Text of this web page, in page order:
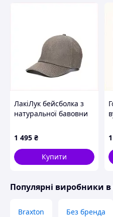
Схожі товари за
ЛакіЛук бейсболка з
натуральної бавовни
892EP21K36
1 495 ₴
Купити
Популярні виробники в
Braxton Без бренда